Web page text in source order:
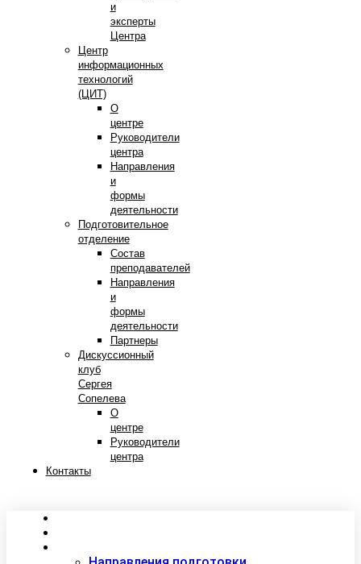
и
эксперты
Центра
Центр
информационных
технологий
(ЦИТ)
О
центре
Руководители
центра
Направления
и
формы
деятельности
Подготовительное
отделение
Состав
преподавателей
Направления
и
формы
деятельности
Партнеры
Дискуссионный
клуб
Сергея
Сопелева
О
центре
Руководители
центра
Контакты